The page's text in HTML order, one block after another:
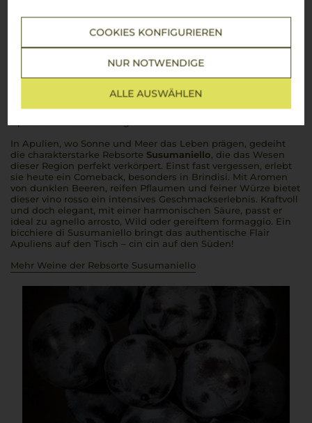
COOKIES KONFIGURIEREN
NUR NOTWENDIGE
ALLE AUSWÄHLEN
Über die Rebsorte
Ein kraftvoller Rotwein, der die Sonne und den Charakter
In Apulien, wo Sonne und Meer das Leben prägen, gedeiht
die charakterstarke Rebsorte Susumaniello, die das Wesen
dieser Region perfekt verkörpert. Einst fast vergessen, erlebt
sie heute ein Comeback, besonders in Brindisi. Mit Aromen
von dunklen Beeren, reifen Pflaumen und feiner Würze bietet
dieser vino rosso ein intensives Geschmackserlebnis. Kraftvoll
und doch elegant, mit einer harmonischen Säure, passt er
ideal zu agnello arrosto, Wild oder gereiftem formaggio. Ein
bicchiere di Susumaniello bringt das authentische Flair
Apuliens auf den Tisch – cin cin auf den Süden!
Mehr Weine der Rebsorte Susumaniello